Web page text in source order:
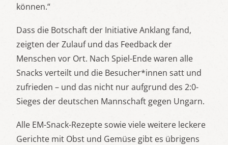
können.“
Dass die Botschaft der Initiative Anklang fand,
zeigten der Zulauf und das Feedback der
Menschen vor Ort. Nach Spiel-Ende waren alle
Snacks verteilt und die Besucher*innen satt und
zufrieden – und das nicht nur aufgrund des 2:0-
Sieges der deutschen Mannschaft gegen Ungarn.
Alle EM-Snack-Rezepte sowie viele weitere leckere
Gerichte mit Obst und Gemüse gibt es übrigens